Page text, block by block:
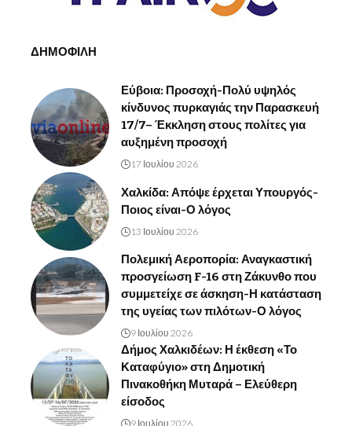
ΔΗΜΟΦΙΛΗ
Εύβοια: Προσοχή-Πολύ υψηλός
κίνδυνος πυρκαγιάς την Παρασκευή
17/7– Έκκληση στους πολίτες για
αυξημένη προσοχή
17 Ιουλίου 2026
Χαλκίδα: Απόψε έρχεται Υπουργός-
Ποιος είναι-Ο λόγος
13 Ιουλίου 2026
Πολεμική Αεροπορία: Αναγκαστική
προσγείωση F-16 στη Ζάκυνθο που
συμμετείχε σε άσκηση-Η κατάσταση
της υγείας των πιλότων-Ο λόγος
9 Ιουλίου 2026
Δήμος Χαλκιδέων: Η έκθεση «Το
Καταφύγιο» στη Δημοτική
Πινακοθήκη Μυταρά – Ελεύθερη
είσοδος
9 Ιουλίου 2026